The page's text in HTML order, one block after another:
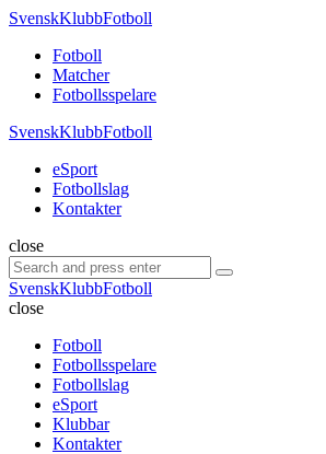
Menu
SvenskKlubbFotboll
Menu
Fotboll
Matcher
Fotbollsspelare
SvenskKlubbFotboll
eSport
Fotbollslag
Kontakter
Search
close
Search
for:
Search
SvenskKlubbFotboll
close
Fotboll
Fotbollsspelare
Fotbollslag
eSport
Klubbar
Kontakter